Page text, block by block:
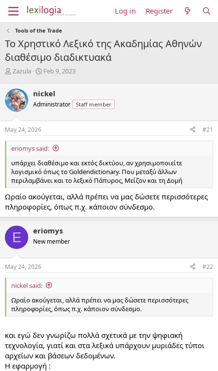
Log in Register
Tools of the Trade
Το Χρηστικό Λεξικό της Ακαδημίας Αθηνών
διαθέσιμο διαδικτυακά
T
r
e
a
d
s
t
a
r
e
r
Zazula
S
r
t
a
e
Feb 9, 2023
nickel
Administrator Staff member
May 24, 2026 #21
eriomys said:
υπάρχει διαθέσιμο και εκτός δικτύου, αν χρησιμοποιείτε
λογισμικό όπως το Goldendictionary. Που μεταξύ άλλων
περιλαμβάνει και το λεξικό Πάπυρος, Μείζον και τη Δομή
Ωραίο ακούγεται, αλλά πρέπει να μας δώσετε περισσότερες
πληροφορίες, όπως π.χ. κάποιον σύνδεσμο.
E eriomys
New member
May 24, 2026 #22
nickel said:
Ωραίο ακούγεται, αλλά πρέπει να μας δώσετε περισσότερες
πληροφορίες, όπως π.χ. κάποιον σύνδεσμο.
και εγώ δεν γνωρίζω πολλά σχετικά με την ψηφιακή
τεχνολογία, γιατί και στα λεξικά υπάρχουν μυριάδες τύποι
αρχείων και βάσεων δεδομένων.
Η εφαρμογή :